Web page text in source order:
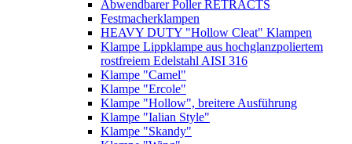
Abwendbarer Poller RETRACTS
Festmacherklampen
HEAVY DUTY "Hollow Cleat" Klampen
Klampe Lippklampe aus hochglanzpoliertem
rostfreiem Edelstahl AISI 316
Klampe "Camel"
Klampe "Ercole"
Klampe "Hollow", breitere Ausführung
Klampe "Ialian Style"
Klampe "Skandy"